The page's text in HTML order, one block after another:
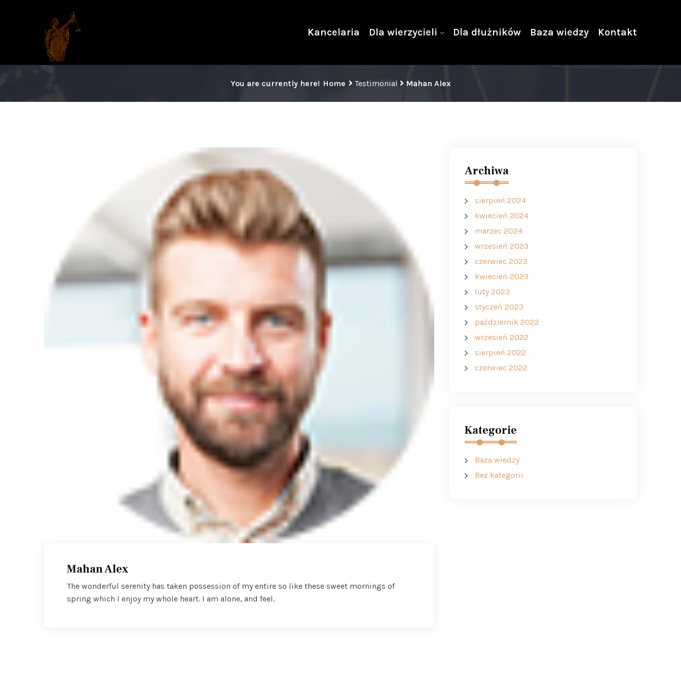
Kancelaria Dla wierzycieli Dla dłużników Baza wiedzy Kontakt
You are currently here! Home Testimonial Mahan Alex
Mahan Alex
The wonderful serenity has taken possession of my entire so like these sweet mornings of
spring which I enjoy my whole heart. I am alone, and feel.
Archiwa
sierpień 2024
kwiecień 2024
marzec 2024
wrzesień 2023
czerwiec 2023
kwiecień 2023
luty 2023
styczeń 2023
październik 2022
wrzesień 2022
sierpień 2022
czerwiec 2022
Kategorie
Baza wiedzy
Bez kategorii